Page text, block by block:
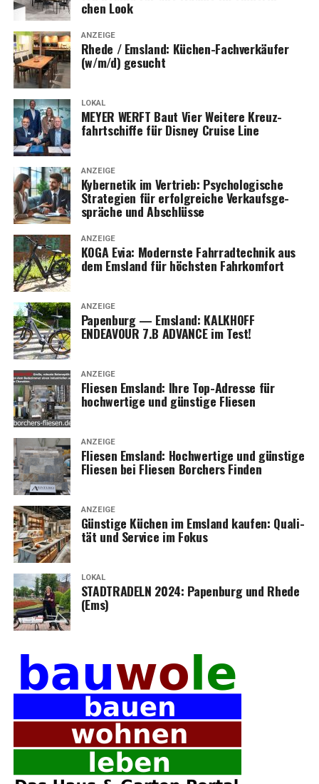
chen Look
ANZEIGE
Rhe­de / Ems­land: Küchen-Fach­ver­käu­fer
(w/m/d) gesucht
LOKAL
MEYER WERFT Baut Vier Wei­te­re Kreuz­
fahrt­schif­fe für Dis­ney Crui­se Line
ANZEIGE
Kyber­ne­tik im Ver­trieb: Psy­cho­lo­gi­sche
Stra­te­gien für erfolg­rei­che Ver­kaufs­ge­
sprä­che und Abschlüsse
ANZEIGE
KOGA Evia: Moderns­te Fahr­rad­tech­nik aus
dem Ems­land für höchs­ten Fahrkomfort
ANZEIGE
Papen­burg — Ems­land: KALKHOFF
ENDEAVOUR 7.B ADVANCE im Test!
ANZEIGE
Flie­sen Ems­land: Ihre Top-Adres­se für
hoch­wer­ti­ge und güns­ti­ge Fliesen
ANZEIGE
Flie­sen Ems­land: Hoch­wer­ti­ge und güns­ti­ge
Flie­sen bei Flie­sen Bor­chers Finden
ANZEIGE
Güns­ti­ge Küchen im Ems­land kau­fen: Qua­li­
tät und Ser­vice im Fokus
LOKAL
STADTRADELN 2024: Papen­burg und Rhe­de
(Ems)